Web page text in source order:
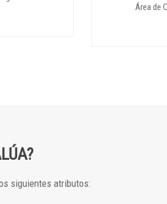
Área de
siguientes atributos: